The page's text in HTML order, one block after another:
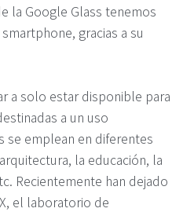
la Google Glass tenemos
gracias a su
a solo estar disponible para
a un uso
se emplean en diferentes
la educación, la
Recientemente han dejado
el laboratorio de